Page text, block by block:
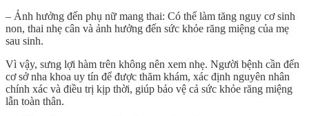
– Ảnh hưởng đến phụ nữ mang thai: Có thể làm tăng nguy cơ sinh
non, thai nhẹ cân và ảnh hưởng đến sức khỏe răng miệng của mẹ
sau sinh.
Vì vậy, sưng lợi hàm trên không nên xem nhẹ. Người bệnh cần đến
cơ sở nha khoa uy tín để được thăm khám, xác định nguyên nhân
chính xác và điều trị kịp thời, giúp bảo vệ cả sức khỏe răng miệng
lẫn toàn thân.